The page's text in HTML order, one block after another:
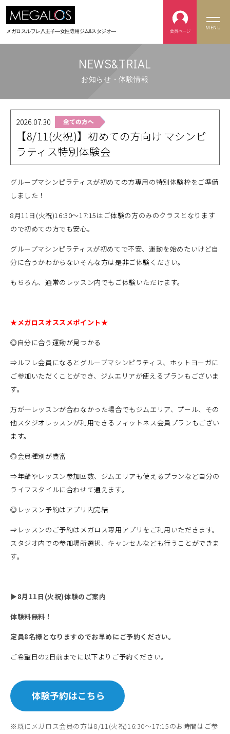
メガロスルフレ八王子―女性専用ジム&スタジオ―
MENU
NEWS&TRIAL
お知らせ・体験情報
2026.07.30
【8/11(火祝)】初めての方向け マシンピ
ラティス特別体験会
グループマシンピラティスが初めての方専用の特別体験枠をご準備
しました！
8月11日(火祝)16:30～17:15はご体験の方のみのクラスとなります
ので初めての方でも安心。
グループマシンピラティスが初めてで不安、運動を始めたいけど自
分に合うかわからないそんな方は是非ご体験ください。
もちろん、通常のレッスン内でもご体験いただけます。
★メガロスオススメポイント★
◎自分に合う運動が見つかる
⇒ルフレ会員になるとグループマシンピラティス、ホットヨーガに
ご参加いただくことができ、ジムエリアが使えるプランもございま
す。
万が一レッスンが合わなかった場合でもジムエリア、プール、その
他スタジオレッスンが利用できるフィットネス会員プランもござい
ます。
◎会員種別が豊富
⇒年齢やレッスン参加回数、ジムエリアも使えるプランなど自分の
ライフスタイルに合わせて通えます。
◎レッスン予約はアプリ内完結
⇒レッスンのご予約はメガロス専用アプリをご利用いただきます。
スタジオ内での参加場所選択、キャンセルなども行うことができま
す。
▶8月11日(火祝)体験のご案内
体験料無料！
定員8名様となりますのでお早めにご予約ください。
ご希望日の2日前までに以下よりご予約ください。
※既にメガロス会員の方は8/11(火祝)16:30～17:15のお時間はご参